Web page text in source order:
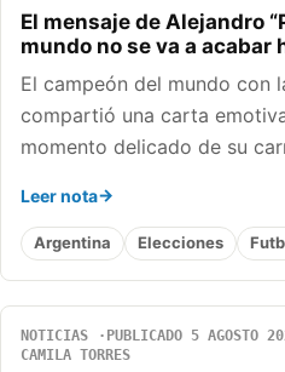
El mensaje de Alejandro
mundo no se va a acabar
El campeón del mundo con
compartió una carta
momento delicado de su
Leer nota
Argentina Elecciones
NOTICIAS PUBLICADO 5 AGOSTO
CAMILA TORRES